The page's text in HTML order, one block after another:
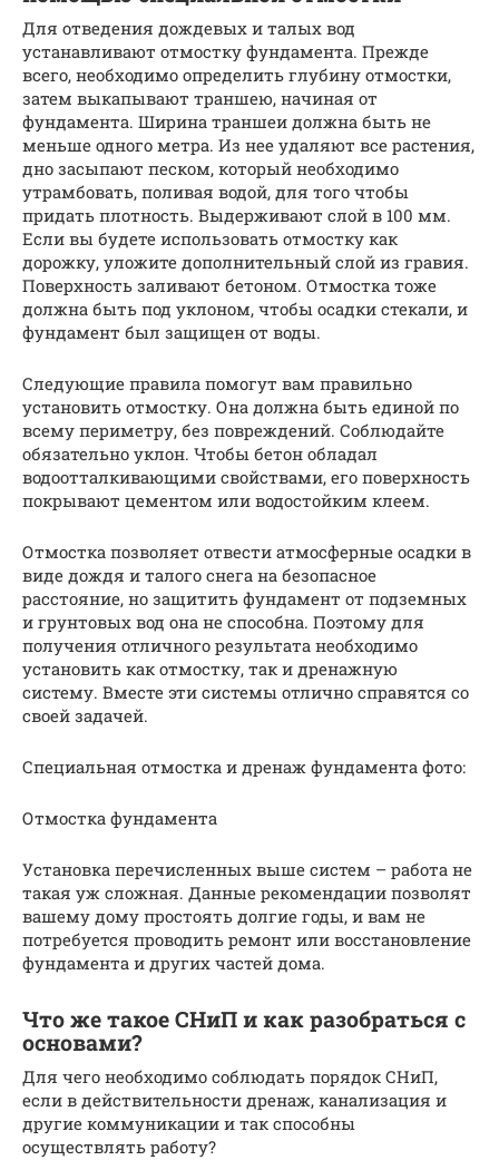
Для отведения дождевых и талых вод
устанавливают отмостку фундамента. Прежде
всего, необходимо определить глубину отмостки,
затем выкапывают траншею, начиная от
фундамента. Ширина траншеи должна быть не
меньше одного метра. Из нее удаляют все растения,
дно засыпают песком, который необходимо
утрамбовать, поливая водой, для того чтобы
придать плотность. Выдерживают слой в 100 мм.
Если вы будете использовать отмостку как
дорожку, уложите дополнительный слой из гравия.
Поверхность заливают бетоном. Отмостка тоже
должна быть под уклоном, чтобы осадки стекали, и
фундамент был защищен от воды.
Следующие правила помогут вам правильно
установить отмостку. Она должна быть единой по
всему периметру, без повреждений. Соблюдайте
обязательно уклон. Чтобы бетон обладал
водоотталкивающими свойствами, его поверхность
покрывают цементом или водостойким клеем.
Отмостка позволяет отвести атмосферные осадки в
виде дождя и талого снега на безопасное
расстояние, но защитить фундамент от подземных
и грунтовых вод она не способна. Поэтому для
получения отличного результата необходимо
установить как отмостку, так и дренажную
систему. Вместе эти системы отлично справятся со
своей задачей.
Специальная отмостка и дренаж фундамента фото:
Отмостка фундамента
Установка перечисленных выше систем – работа не
такая уж сложная. Данные рекомендации позволят
вашему дому простоять долгие годы, и вам не
потребуется проводить ремонт или восстановление
фундамента и других частей дома.
Что же такое СНиП и как разобраться с
основами?
Для чего необходимо соблюдать порядок СНиП,
если в действительности дренаж, канализация и
другие коммуникации и так способны
осуществлять работу?